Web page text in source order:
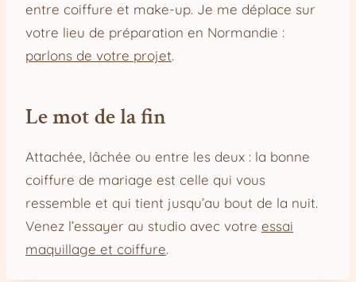
entre coiffure et make-up. Je me déplace sur
votre lieu de préparation en Normandie :
parlons de votre projet.
Le mot de la fin
Attachée, lâchée ou entre les deux : la bonne
coiffure de mariage est celle qui vous
ressemble et qui tient jusqu’au bout de la nuit.
Venez l’essayer au studio avec votre essai
maquillage et coiffure.